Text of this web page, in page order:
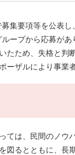
集要項等を公表
ープから応募が
たため、失格と判
ーザルにより事業
ては、民間のノウ
図るとともに、長